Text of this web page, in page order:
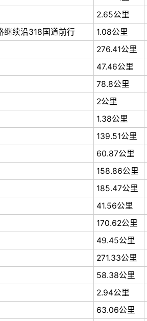
2.65公里
继续沿318国道前行
1.08公里
276.41公里
47.46公里
78.8公里
2公里
1.38公里
139.51公里
60.87公里
158.86公里
185.47公里
41.56公里
170.62公里
49.45公里
271.33公里
58.38公里
2.94公里
63.06公里